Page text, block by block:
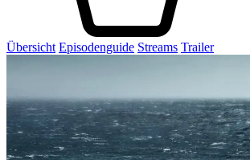
Übersicht Episodenguide Streams Trailer